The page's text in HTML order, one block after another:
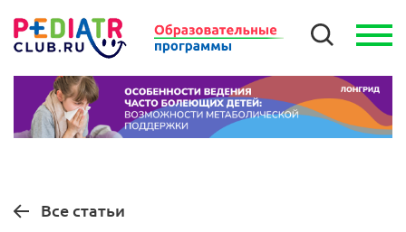
Все статьи